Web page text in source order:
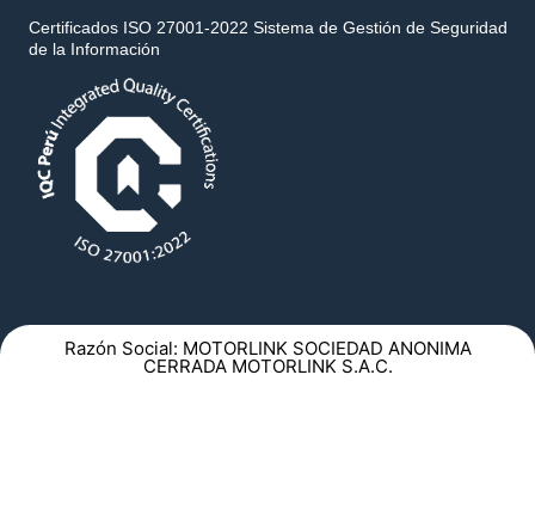
Certificados ISO 27001-2022 Sistema de Gestión de Seguridad
de la Información
Razón Social: MOTORLINK SOCIEDAD ANONIMA
CERRADA MOTORLINK S.A.C.